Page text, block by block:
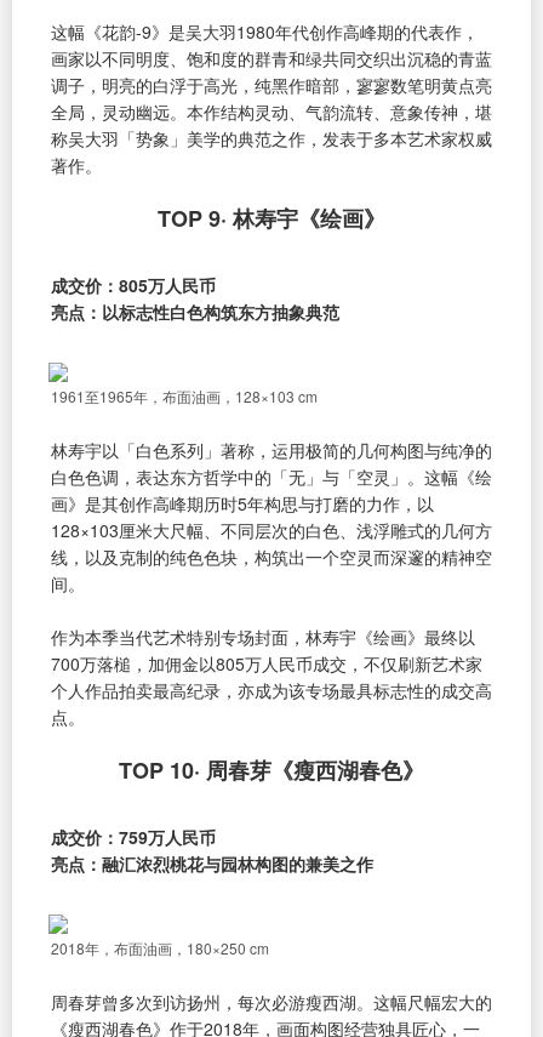
这幅《花韵-9》是吴大羽1980年代创作高峰期的代表作，
画家以不同明度、饱和度的群青和绿共同交织出沉稳的青蓝
调子，明亮的白浮于高光，纯黑作暗部，寥寥数笔明黄点亮
全局，灵动幽远。本作结构灵动、气韵流转、意象传神，堪
称吴大羽「势象」美学的典范之作，发表于多本艺术家权威
著作。
TOP 9· 林寿宇《绘画》
成交价：805万人民币
亮点：以标志性白色构筑东方抽象典范
1961至1965年，布面油画，128×103 cm
林寿宇以「白色系列」著称，运用极简的几何构图与纯净的
白色色调，表达东方哲学中的「无」与「空灵」。这幅《绘
画》是其创作高峰期历时5年构思与打磨的力作，以
128×103厘米大尺幅、不同层次的白色、浅浮雕式的几何方
线，以及克制的纯色色块，构筑出一个空灵而深邃的精神空
间。
作为本季当代艺术特别专场封面，林寿宇《绘画》最终以
700万落槌，加佣金以805万人民币成交，不仅刷新艺术家
个人作品拍卖最高纪录，亦成为该专场最具标志性的成交高
点。
TOP 10· 周春芽《瘦西湖春色》
成交价：759万人民币
亮点：融汇浓烈桃花与园林构图的兼美之作
2018年，布面油画，180×250 cm
周春芽曾多次到访扬州，每次必游瘦西湖。这幅尺幅宏大的
《瘦西湖春色》作于2018年，画面构图经营独具匠心，一